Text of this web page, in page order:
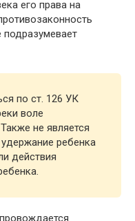
его права на
подразумевает
по ст. 126 УК
воле
не является
ребенка
действия